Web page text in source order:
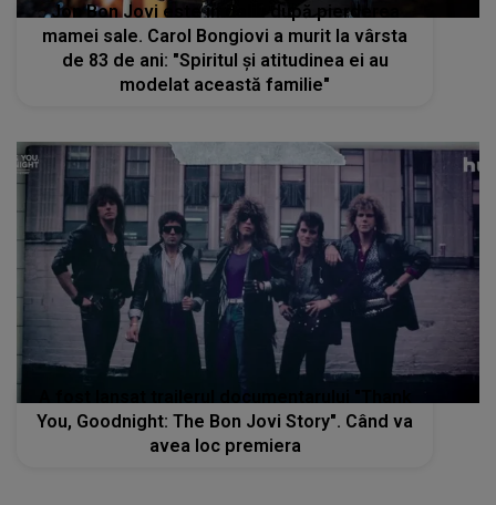
Jon Bon Jovi este în doliu după pierderea
mamei sale. Carol Bongiovi a murit la vârsta
de 83 de ani: "Spiritul şi atitudinea ei au
modelat această familie"
A fost lansat trailerul documentarului "Thank
You, Goodnight: The Bon Jovi Story". Când va
avea loc premiera